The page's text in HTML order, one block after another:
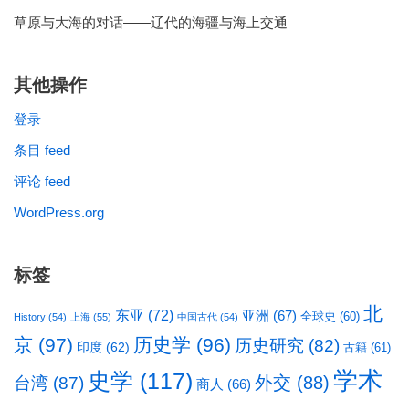
草原与大海的对话——辽代的海疆与海上交通
其他操作
登录
条目 feed
评论 feed
WordPress.org
标签
History (54) 上海 (55) 东亚 (72) 中国古代 (54) 亚洲 (67) 全球史 (60) 北
京 (97) 印度 (62) 历史学 (96) 历史研究 (82) 古籍 (61)
台湾 (87) 史学 (117) 商人 (66) 外交 (88) 学术